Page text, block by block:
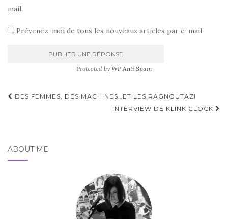
mail.
Prévenez-moi de tous les nouveaux articles par e-mail.
Protected by WP Anti Spam
Pagination
DES FEMMES, DES MACHINES…ET LES RAGNOUTAZ!
INTERVIEW DE KLINK CLOCK
ABOUT ME